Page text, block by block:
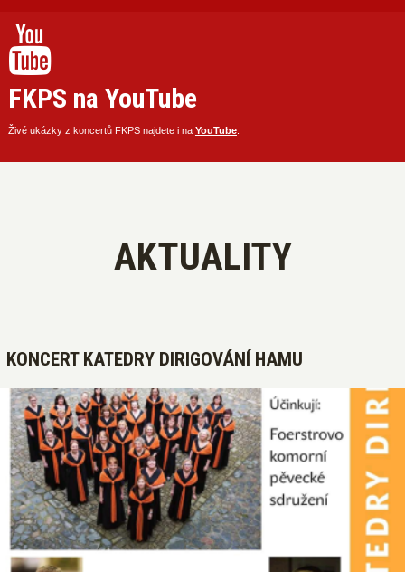
FKPS na YouTube
Živé ukázky z koncertů FKPS najdete i na YouTube.
AKTUALITY
KONCERT KATEDRY DIRIGOVÁNÍ HAMU